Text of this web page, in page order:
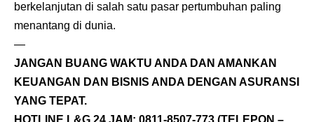
berkelanjutan di salah satu pasar pertumbuhan paling
menantang di dunia.
—
JANGAN BUANG WAKTU ANDA DAN AMANKAN
KEUANGAN DAN BISNIS ANDA DENGAN ASURANSI
YANG TEPAT.